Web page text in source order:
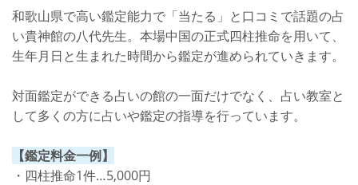
和歌山県で高い鑑定能力で「当たる」と口コミで話題の占
い貴神館の八代先生。本場中国の正式四柱推命を用いて、
生年月日と生まれた時間から鑑定が進められていきます。
対面鑑定ができる占いの館の一面だけでなく、占い教室と
して多くの方に占いや鑑定の指導を行っています。
【鑑定料金一例】
・四柱推命1件…5,000円